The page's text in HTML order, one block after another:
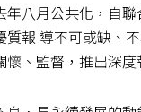
半就離開舍
說，只能從三
年八月公共化，自
質報 導不可或缺、
懷、監督，推出深度